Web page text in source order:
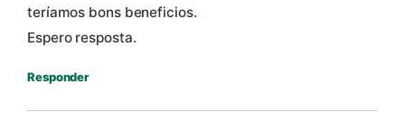
teríamos bons beneficios.
Espero resposta.
Responder